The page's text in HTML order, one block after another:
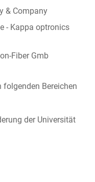
& Company
- Kappa optronics
Fiber Gmb
folgenden Bereichen
der Universität